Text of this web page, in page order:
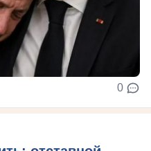
0